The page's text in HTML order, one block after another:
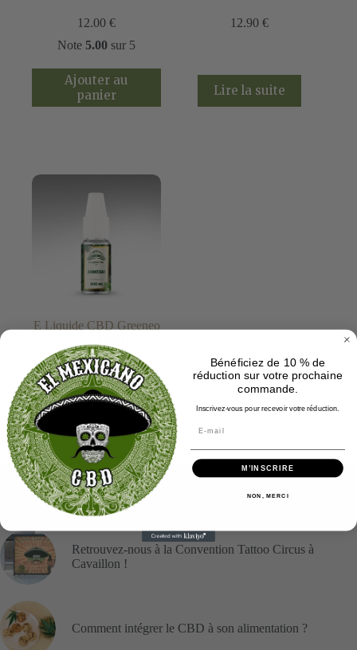
12.00€
Note5.00 sur 5
Ajouter au
panier
12.90€
Lire la suite
E Liquide CBD Greeneo
19.90€
Ajouter au
Tendance actuelle
Retrouvez-nous à la Convention Tattoo Circus à
Cavaillon !
Comment intégrer le CBD à son alimentation ?
Bénéficiez de 10 % de
réduction sur votre prochaine
commande.
Inscrivez-vous pour recevoir votre réduction.
M’INSCRIRE
NON, MERCI